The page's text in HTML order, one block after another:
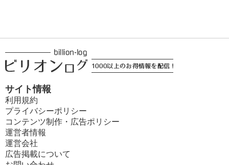
サイト情報
利用規約
プライバシーポリシー
コンテンツ制作・広告ポリシー
運営者情報
運営会社
広告掲載について